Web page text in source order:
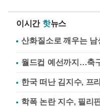
이시간 핫뉴스
월드컵 예선까지…축
한국 떠난 김지수, 프
학폭 논란 지수, 필리